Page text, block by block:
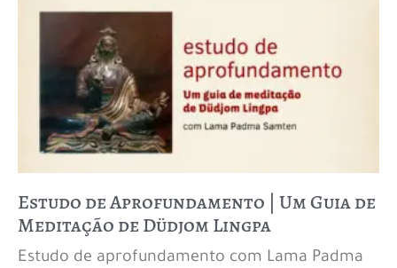
Estudo de Aprofundamento | Um Guia de
Meditação de Düdjom Lingpa
Estudo de aprofundamento com Lama Padma